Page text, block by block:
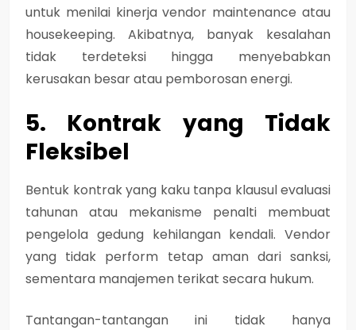
untuk menilai kinerja vendor maintenance atau
housekeeping. Akibatnya, banyak kesalahan
tidak terdeteksi hingga menyebabkan
kerusakan besar atau pemborosan energi.
5. Kontrak yang Tidak
Fleksibel
Bentuk kontrak yang kaku tanpa klausul evaluasi
tahunan atau mekanisme penalti membuat
pengelola gedung kehilangan kendali. Vendor
yang tidak perform tetap aman dari sanksi,
sementara manajemen terikat secara hukum.
Tantangan-tantangan ini tidak hanya